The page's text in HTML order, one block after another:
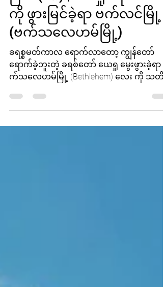
ခြင်း (၁၈) | ယေရှုခရစ်တော်
ကို ဖွားမြင်ခဲ့ရာ ဗက်လင်မြို့
(ဗက်သလေဟမ်မြို့)
ခရစ္စမတ်ကာလ ရောက်လာတော့ ကျွန်တော်
ရောက်ခဲ့ဘူးတဲ့ ခရစ်တော် ယေရှု မွေးဖွားခဲ့ရာ
က်သလေဟမ်မြို့ (Bethlehem) လေး ကို သတိ
သွားပါတယ်။...